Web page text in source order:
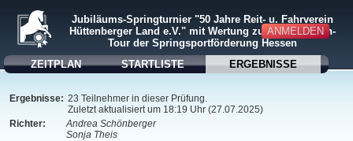
ANMELDEN
Jubiläums-Springturnier "50 Jahre Reit- u. Fahrverein
Hüttenberger Land e.V." mit Wertung zur Mittelhessen-
Tour der Springsportförderung Hessen
ZEITPLAN
STARTLISTE ERGEBNISSE
Ergebnisse: 23 Teilnehmer in dieser Prüfung.
Zuletzt aktualisiert um 18:19 Uhr (27.07.2025)
Richter:
Andrea Schönberger
Sonja Theis